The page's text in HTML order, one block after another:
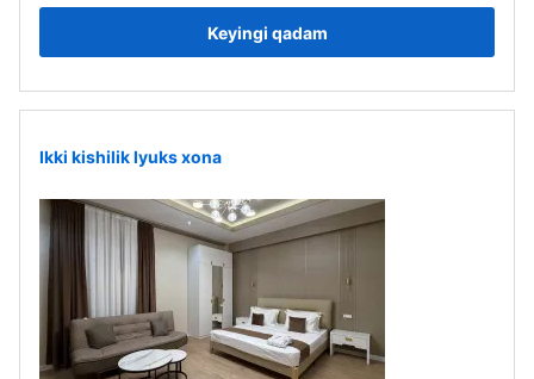
Keyingi qadam
Ikki kishilik lyuks xona